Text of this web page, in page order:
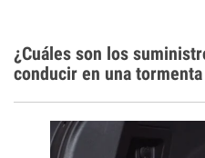
¿Cuáles son los
conducir en una